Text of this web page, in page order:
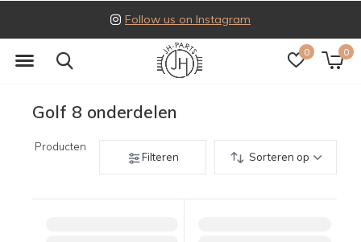
0 0
Follow us on Instagram
Golf 8 onderdelen
Producten
Filteren
Sorteren op